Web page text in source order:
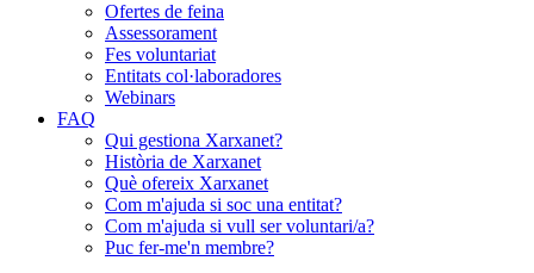
Ofertes de feina
Assessorament
Fes voluntariat
Entitats col·laboradores
Webinars
FAQ
Qui gestiona Xarxanet?
Història de Xarxanet
Què ofereix Xarxanet
Com m'ajuda si soc una entitat?
Com m'ajuda si vull ser voluntari/a?
Puc fer-me'n membre?